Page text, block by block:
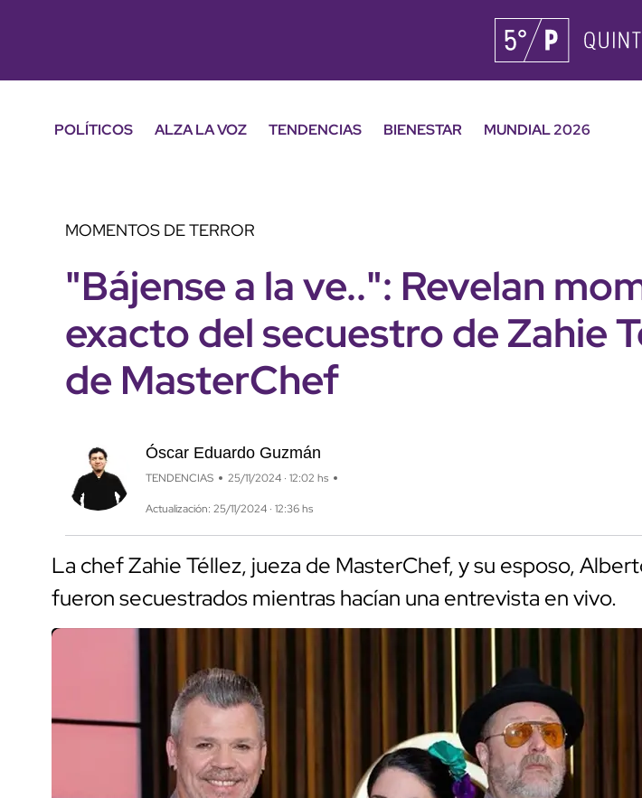
POLÍTICOS ALZA LA VOZ TENDENCIAS BIENESTAR
MUNDIAL 2026
MOMENTOS DE TERROR
"Bájense a la ve..": Revelan
exacto del secuestro de Zahie
de MasterChef
Óscar Eduardo Guzmán
TENDENCIAS 25/11/2024 · 12:02 hs
Actualización: 25/11/2024 · 12:36 hs
La chef Zahie Téllez, jueza de MasterChef, y su esposo,
fueron secuestrados mientras hacían una entrevista en vivo.